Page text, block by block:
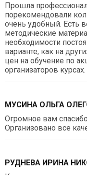
Прошла
порекомендовали
очень удобный. Есть
методические
необходимости
варианте, как на
цен на обучение по
организаторов курсах.
МУСИНА ОЛЬГА
Огромное вам
Организовано все
РУДНЕВА ИРИНА